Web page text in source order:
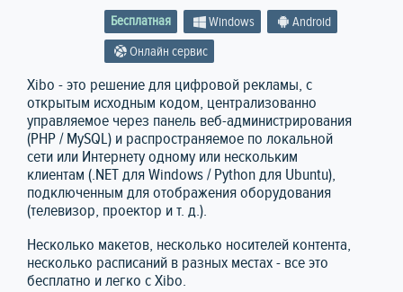
Бесплатная Windows
Android
Онлайн сервис
Xibo - это решение для цифровой рекламы, с
открытым исходным кодом, централизованно
управляемое через панель веб-администрирования
(PHP / MySQL) и распространяемое по локальной
сети или Интернету одному или нескольким
клиентам (.NET для Windows / Python для Ubuntu),
подключенным для отображения оборудования
(телевизор, проектор и т. д.).
Несколько макетов, несколько носителей контента,
несколько расписаний в разных местах - все это
бесплатно и легко с Xibo.